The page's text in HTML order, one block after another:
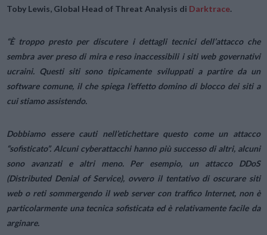
Toby Lewis, Global Head of Threat Analysis di Darktrace.
“È troppo presto per discutere i dettagli tecnici dell’attacco che
sembra aver preso di mira e reso inaccessibili i siti web governativi
ucraini. Questi siti sono tipicamente sviluppati a partire da un
software comune, il che spiega l’effetto domino di blocco dei siti a
cui stiamo assistendo.
Dobbiamo essere cauti nell’etichettare questo come un attacco
“sofisticato”. Alcuni cyberattacchi hanno più successo di altri, alcuni
sono avanzati e altri meno. Per esempio, un attacco DDoS
(Distributed Denial of Service), ovvero il tentativo di oscurare siti
web o reti sommergendo il web server con traffico Internet, non è
particolarmente una tecnica sofisticata ed è relativamente facile da
arginare.